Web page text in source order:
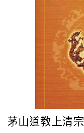
茅山道教上清宗